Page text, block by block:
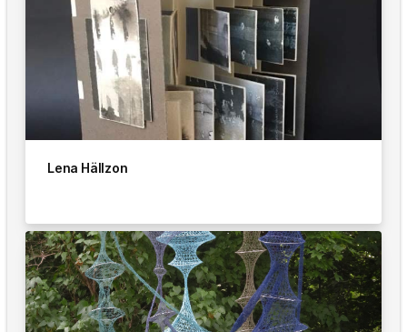
Lena Hällzon